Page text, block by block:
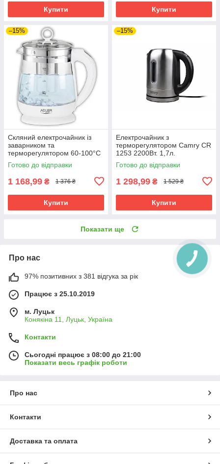
Купити Купити
–15%
Скляний електрочайник із
заварником та
терморегулятором 60-100°C
Adler AD 1299 1,5 л
Готово до відправки
1 168,99 ₴ 1 376 ₴
Купити
–15%
Електрочайник з
терморегулятором Camry CR
1253 2200Вт. 1,7л.
Нержавіюча сталь
Готово до відправки
1 298,99 ₴ 1 529 ₴
Купити
Показати ще
Про нас
97% позитивних з 381 відгука за рік
Працює з 25.10.2019
м. Луцьк
Конякіна 11, Луцьк, Україна
Контакти
Сьогодні працює з 08:00 до 21:00
Показати весь графік роботи
Про нас
Контакти
Доставка та оплата